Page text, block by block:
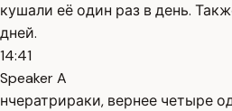
кушали её один раз в день.
дней.
14:41
Speaker A
нчератрираки, вернее четыре